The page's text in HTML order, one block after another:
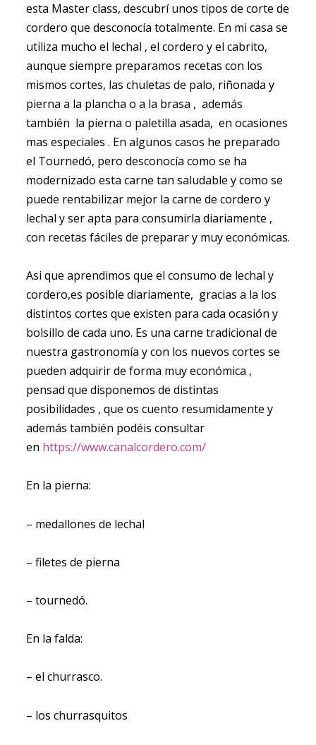
esta Master class, descubrí unos tipos de corte de
cordero que desconocía totalmente. En mi casa se
utiliza mucho el lechal , el cordero y el cabrito,
aunque siempre preparamos recetas con los
mismos cortes, las chuletas de palo, riñonada y
pierna a la plancha o a la brasa , además
también la pierna o paletilla asada, en ocasiones
mas especiales . En algunos casos he preparado
el Tournedó, pero desconocía como se ha
modernizado esta carne tan saludable y como se
puede rentabilizar mejor la carne de cordero y
lechal y ser apta para consumirla diariamente ,
con recetas fáciles de preparar y muy económicas.
Asi que aprendimos que el consumo de lechal y
cordero,es posible diariamente, gracias a la los
distintos cortes que existen para cada ocasión y
bolsillo de cada uno. Es una carne tradicional de
nuestra gastronomía y con los nuevos cortes se
pueden adquirir de forma muy económica ,
pensad que disponemos de distintas
posibilidades , que os cuento resumidamente y
además también podéis consultar
en https://www.canalcordero.com/
En la pierna:
– medallones de lechal
– filetes de pierna
– tournedó.
En la falda:
– el churrasco.
– los churrasquitos